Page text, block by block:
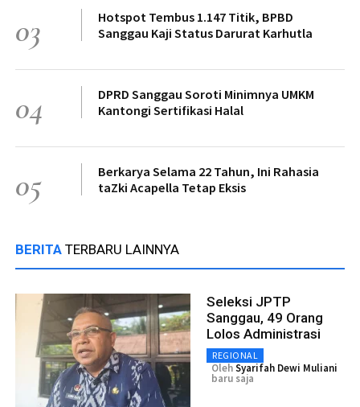
03
Hotspot Tembus 1.147 Titik, BPBD
Sanggau Kaji Status Darurat Karhutla
04
DPRD Sanggau Soroti Minimnya UMKM
Kantongi Sertifikasi Halal
05
Berkarya Selama 22 Tahun, Ini Rahasia
taZki Acapella Tetap Eksis
BERITA TERBARU LAINNYA
Seleksi JPTP
Sanggau, 49 Orang
Lolos Administrasi
REGIONAL
OlehSyarifah Dewi Muliani
baru saja